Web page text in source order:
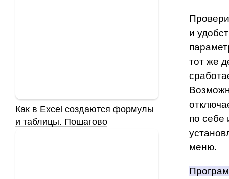
и
тот же
по себе
меню.
Как в Excel создаются формулы
и таблицы. Пошагово